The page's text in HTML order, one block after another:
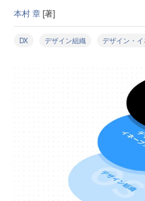
本村 章[著]
DX デザイン組織 デザイン・